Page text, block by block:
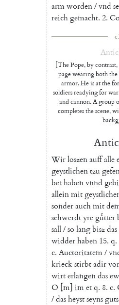
armworden/vnd
reichgemacht. 2.
[The Pope, by
page wearing both
armor. He is at the
soldiers readying for
and cannon. A group
completes the scene,
Wirloszenauffalle
geystlichentzu
bethabenvnnd
alleinmit
sonderauchmit
schwerdtyreguͤtter
sall/so langbiszdas
widderhaben 15. q.
c. Auctoritatem/
krieckstirbtadir
wirterlangendas
O m imetq. 8. c.
/dasheystseynsguts